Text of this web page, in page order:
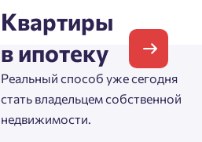
Квартиры
в ипотеку
Реальный способ уже сегодня
стать владельцем собственной
недвижимости.
Фамилия